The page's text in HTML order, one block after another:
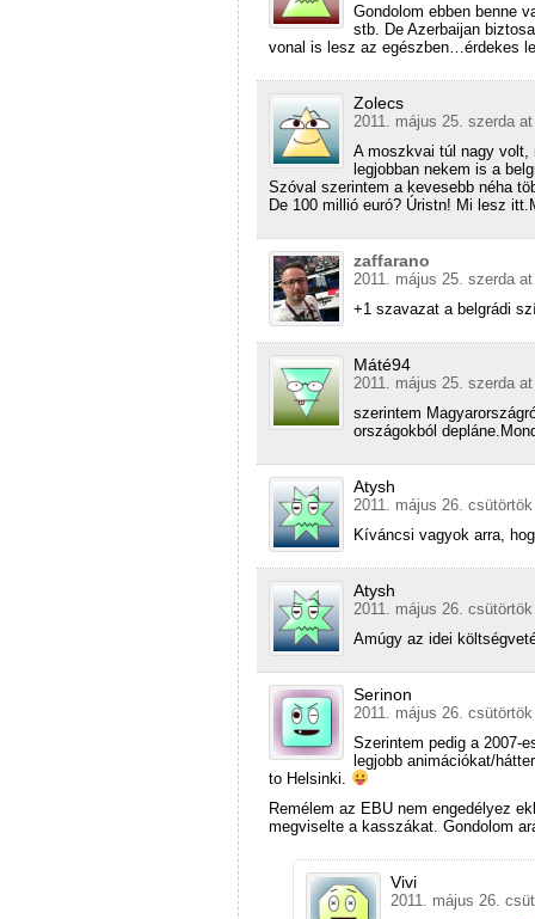
Gondolom ebben benne
stb. De Azerbaijan
vonal is lesz az egészben…érdekes
Zolecs
2011. május 25. szerda
A moszkvai túl nagy volt,
legjobban nekem is a
Szóval szerintem a kevesebb néha
De 100 millió euró? Úristn! Mi lesz
zaffarano
2011. május 25. szerda
+1 szavazat a belgrádi
Máté94
2011. május 25. szerda
szerintem
országokból
Atysh
2011. május 26.
Kíváncsi vagyok arra,
Atysh
2011. május 26.
Amúgy az idei
Serinon
2011. május 26.
Szerintem pedig a 2007-
legjobb animációkat/
to Helsinki.
Remélem az EBU nem engedélyez
megviselte a kasszákat. Gondolom
Vivi
2011. május 26.